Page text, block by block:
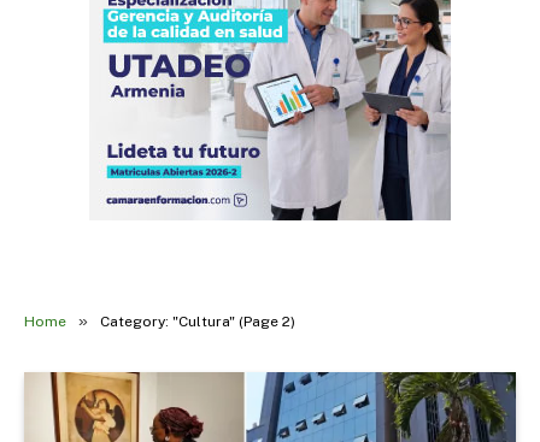
Home » Category: "Cultura" (Page 2)